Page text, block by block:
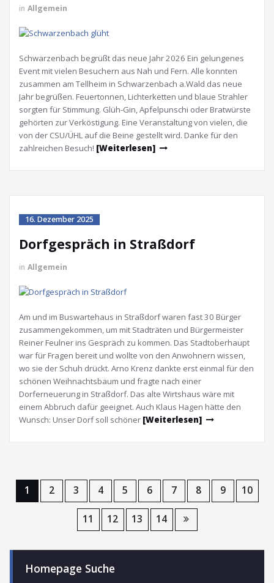
in Allgemein
Schwarzenbach begrüßt das neue Jahr 2026 Ein gelungenes
Event mit vielen Besuchern aus Nah und Fern. Alle konnten
zusammen am Tellheim in Schwarzenbach a.Wald das neue
Jahr begrüßen. Feuertonnen, Lichterketten und blaue Strahler
sorgten für Stimmung. Glüh-Gin, Apfelpunschi oder Bratwürste
gehörten zur Verköstigung. Eine Veranstaltung von vielen, die
von der CSU/ÜHL auf die Beine gestellt wird. Danke für den
zahlreichen Besuch! [Weiterlesen]
16. Dezember 2025
Dorfgespräch in Straßdorf
in Allgemein
Am und im Buswartehaus in Straßdorf waren fast 30 Bürger
zusammengekommen, um mit Stadträten und Bürgermeister
Reiner Feulner ins Gespräch zu kommen. Das Stadtoberhaupt
war für Fragen bereit und wollte von den Anwohnern wissen,
wo sie der Schuh drückt. Arno Krenz dankte erst einmal für den
schönen Weihnachtsbaum und fragte nach einer
Dorferneuerung in Straßdorf. Das alte Wirtshaus wäre mit
einem Abbruch dafür geeignet. Auch Klaus Hagen hätte den
Wunsch: Unser Dorf soll schöner [Weiterlesen]
1 2 3 4 5 6 7 8 9 10
11 12 13 14
Homepage Suche